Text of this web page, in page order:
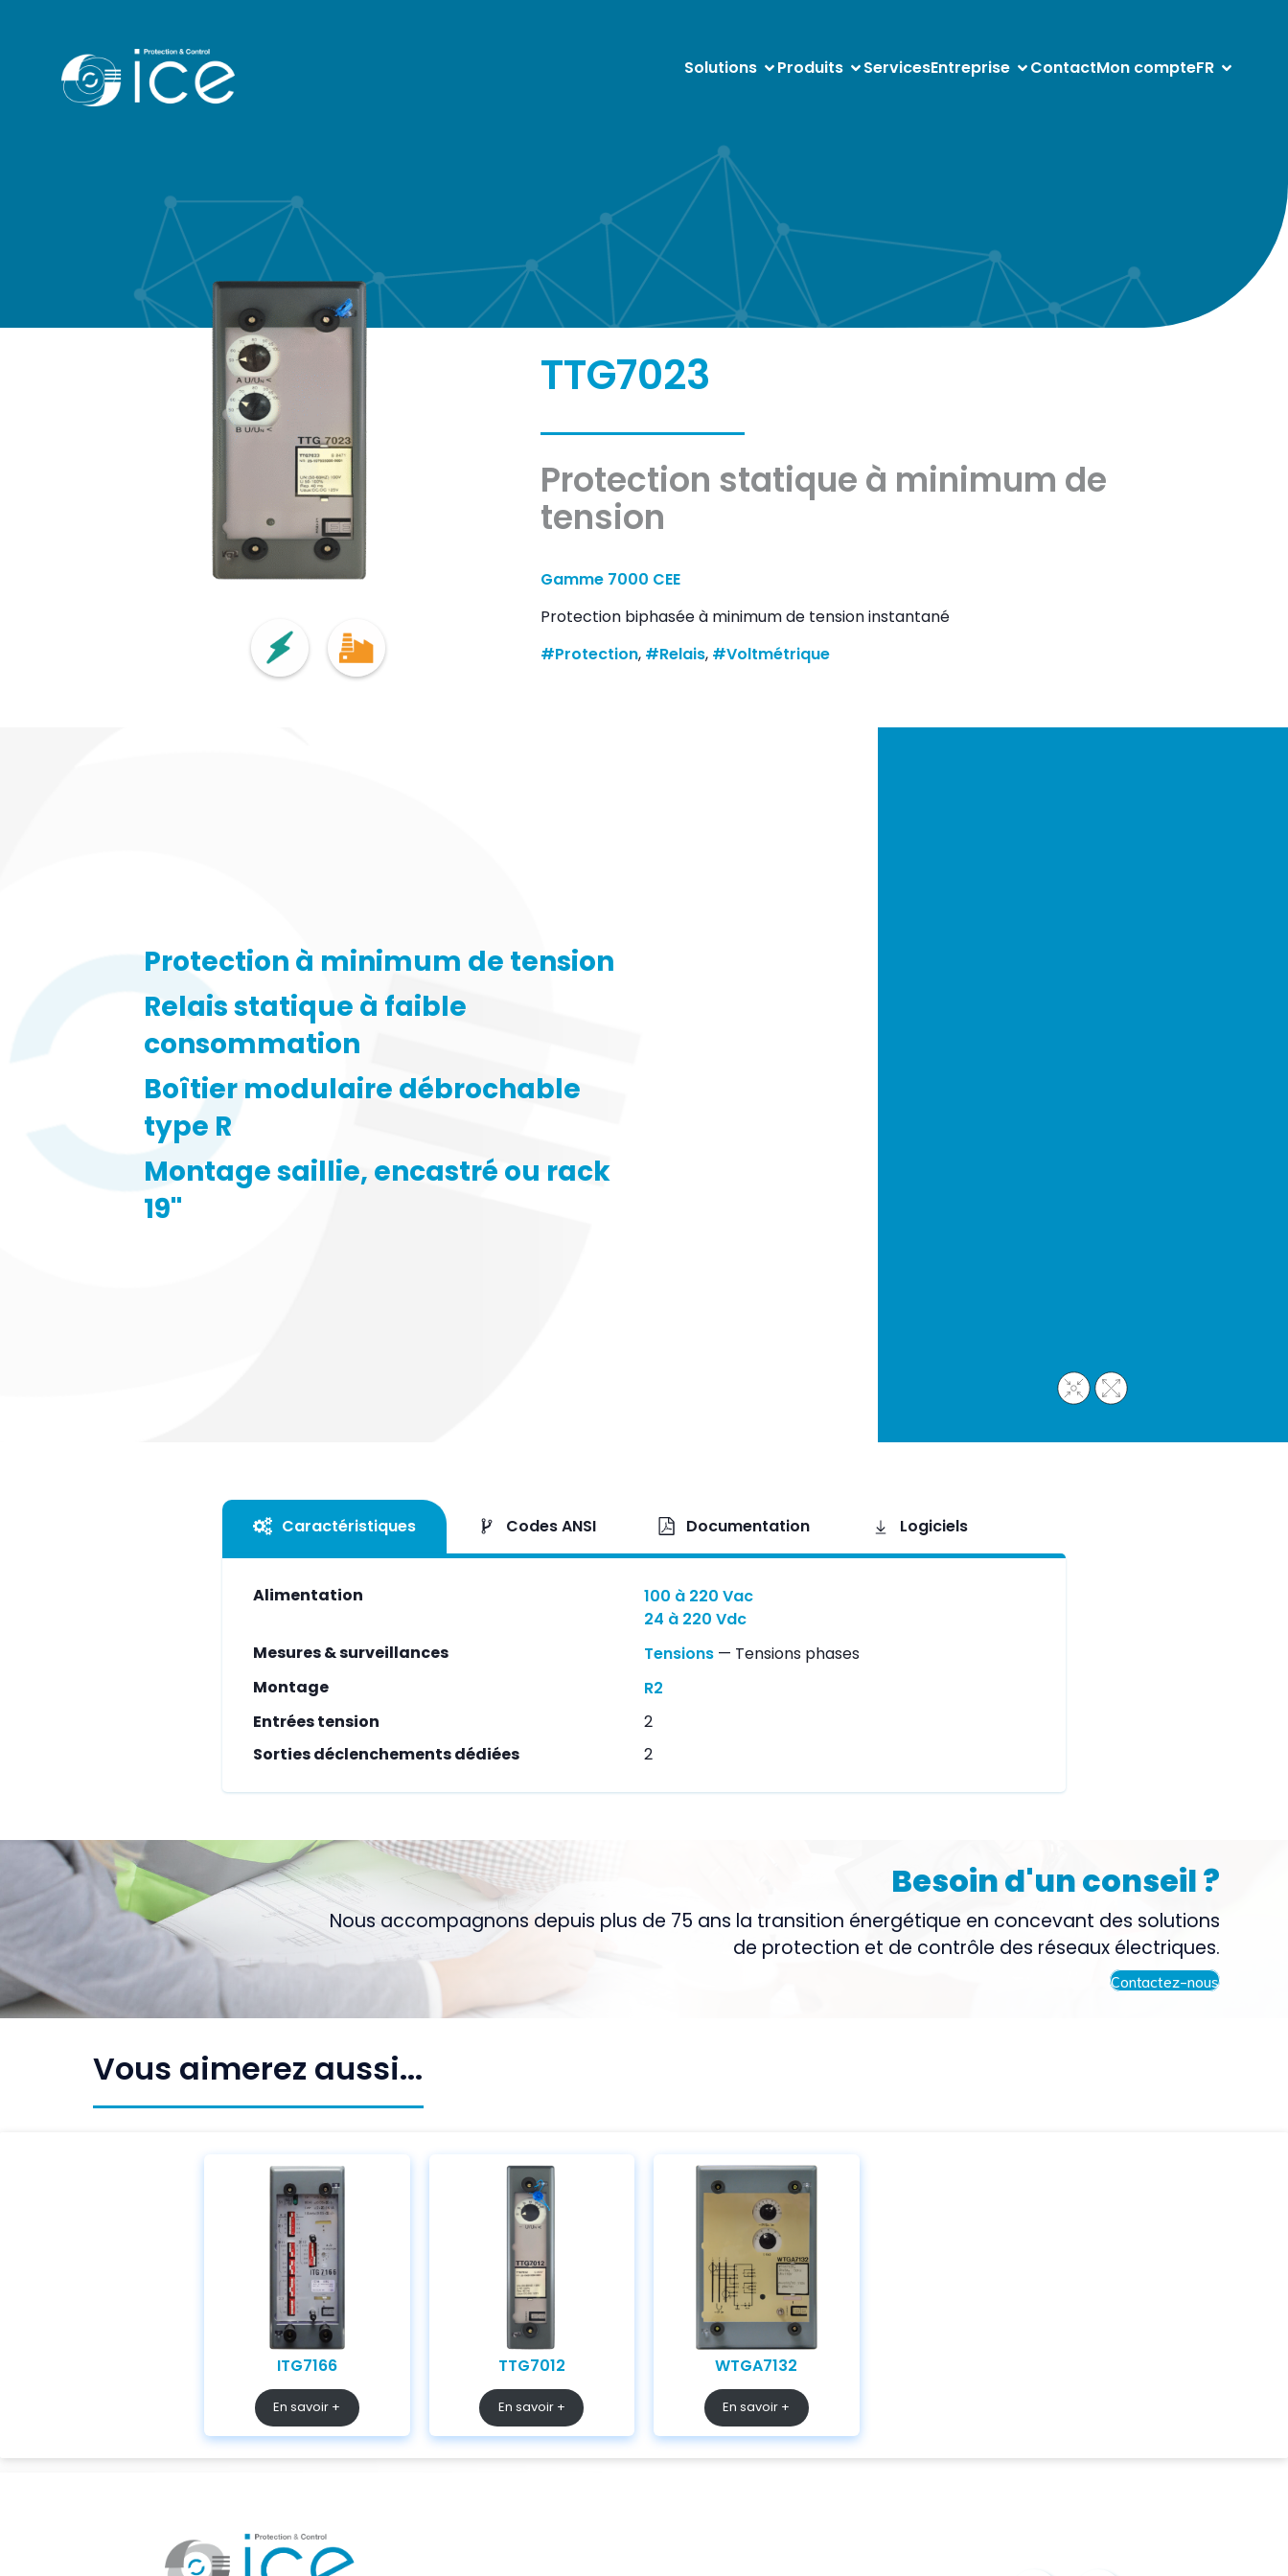
Solutions Produits ServicesEntreprise ContactMon compteFR
TTG7023
Protection statique à minimum de
tension
Gamme 7000 CEE
Protection biphasée à minimum de tension instantané
#Protection, #Relais, #Voltmétrique
Protection à minimum de tension
Relais statique à faible
consommation
Boîtier modulaire débrochable
type R
Montage saillie, encastré ou rack
19''
Caractéristiques Codes ANSI Documentation Logiciels
Alimentation
100 à 220 Vac
24 à 220 Vdc
Mesures & surveillances
Tensions— Tensions phases
Montage
R2
Entrées tension
2
Sorties déclenchements dédiées
2
Besoin d'un conseil ?
Nous accompagnons depuis plus de 75 ans la transition énergétique en concevant des solutions
de protection et de contrôle des réseaux électriques.
Contactez-nous
Vous aimerez aussi...
ITG7166
En savoir +
TTG7012
En savoir +
WTGA7132
En savoir +